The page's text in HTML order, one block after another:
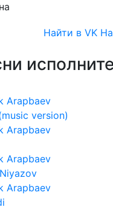
Найти в VK
Arapbaev
version)
Arapbaev
Arapbaev
Arapbaev